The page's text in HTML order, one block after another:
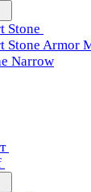
Stone
Stone Armor
Narrow